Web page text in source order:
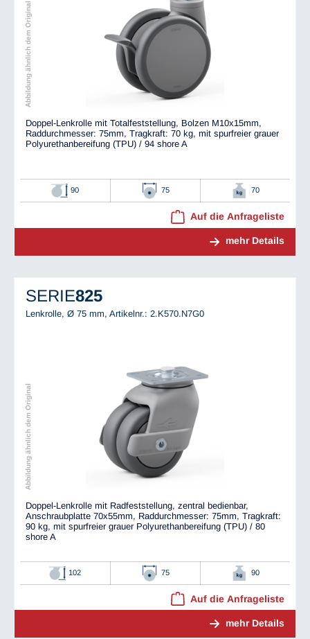
Abbildung ähnlich dem Original
Doppel-Lenkrolle mit Totalfeststellung, Bolzen M10x15mm,
Raddurchmesser: 75mm, Tragkraft: 70 kg, mit spurfreier grauer
Polyurethanbereifung (TPU) / 94 shore A
90 75 70
Auf die Anfrageliste
mehr Details
SERIE825
Lenkrolle, Ø 75 mm, Artikelnr.: 2.K570.N7G0
Abbildung ähnlich dem Original
Doppel-Lenkrolle mit Radfeststellung, zentral bedienbar,
Anschraubplatte 70x55mm, Raddurchmesser: 75mm, Tragkraft:
90 kg, mit spurfreier grauer Polyurethanbereifung (TPU) / 80
shore A
102 75 90
Auf die Anfrageliste
mehr Details